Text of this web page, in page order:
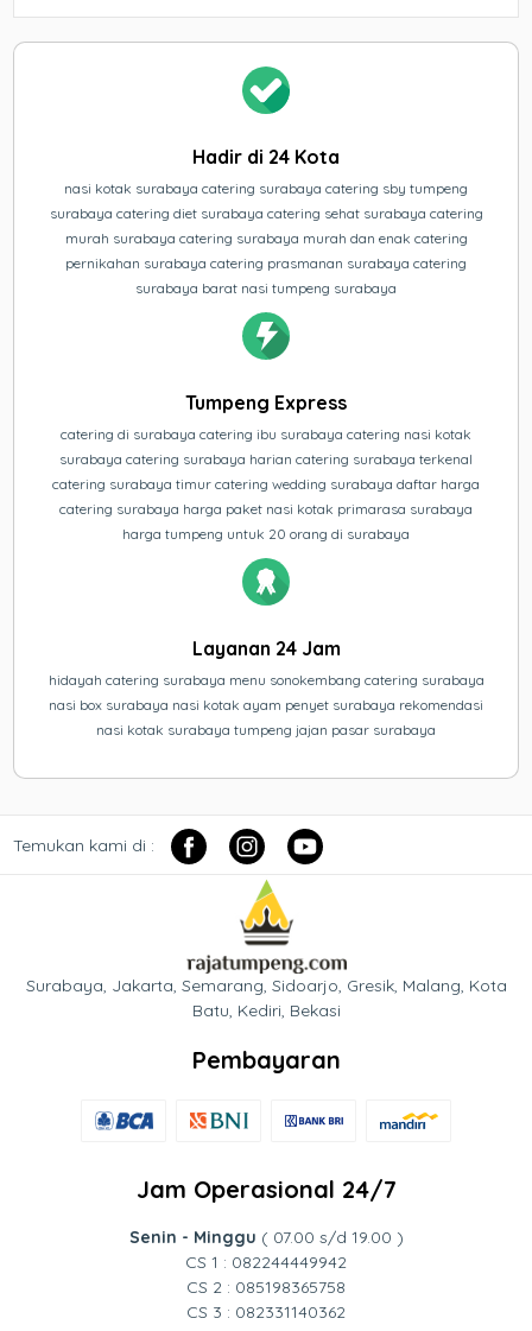
Hadir di 24 Kota
nasi kotak surabaya catering surabaya catering sby tumpeng
surabaya catering diet surabaya catering sehat surabaya catering
murah surabaya catering surabaya murah dan enak catering
pernikahan surabaya catering prasmanan surabaya catering
surabaya barat nasi tumpeng surabaya
Tumpeng Express
catering di surabaya catering ibu surabaya catering nasi kotak
surabaya catering surabaya harian catering surabaya terkenal
catering surabaya timur catering wedding surabaya daftar harga
catering surabaya harga paket nasi kotak primarasa surabaya
harga tumpeng untuk 20 orang di surabaya
Layanan 24 Jam
hidayah catering surabaya menu sonokembang catering surabaya
nasi box surabaya nasi kotak ayam penyet surabaya rekomendasi
nasi kotak surabaya tumpeng jajan pasar surabaya
Temukan kami di :
Surabaya, Jakarta, Semarang, Sidoarjo, Gresik, Malang, Kota
Batu, Kediri, Bekasi
Pembayaran
Jam Operasional 24/7
Senin - Minggu ( 07.00 s/d 19.00 )
CS 1 : 082244449942
CS 2 : 085198365758
CS 3 : 082331140362